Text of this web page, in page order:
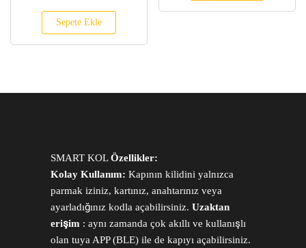
Sepete Ekle
SMART KOLÖzellikler:
Kolay Kullanım: Kapının kilidini yalnızca
parmak iziniz, kartınız, anahtarınız veya
ayarladığınız kodla açabilirsiniz. Uzaktan
erişim : aynı zamanda çok akıllı ve kullanışlı
olan tuya APP (BLE) ile de kapıyı açabilirsiniz.